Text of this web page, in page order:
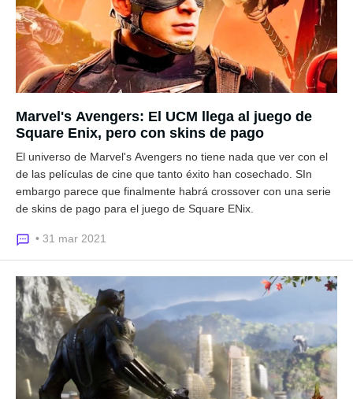
Marvel's Avengers: El UCM llega al juego de
Square Enix, pero con skins de pago
El universo de Marvel's Avengers no tiene nada que ver con el
de las películas de cine que tanto éxito han cosechado. SIn
embargo parece que finalmente habrá crossover con una serie
de skins de pago para el juego de Square ENix.
• 31 mar 2021